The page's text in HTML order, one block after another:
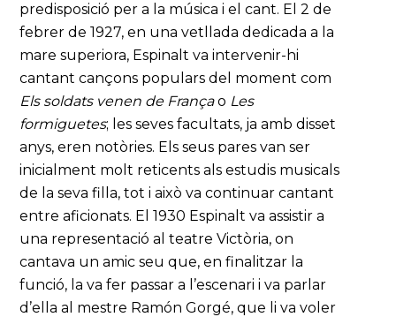
predisposició per a la música i el cant. El 2 de
febrer de 1927, en una vetllada dedicada a la
mare superiora, Espinalt va intervenir-hi
cantant cançons populars del moment com
Els soldats venen de Françao Les
formiguetes; les seves facultats, ja amb disset
anys, eren notòries. Els seus pares van ser
inicialment molt reticents als estudis musicals
de la seva filla, tot i això va continuar cantant
entre aficionats. El 1930 Espinalt va assistir a
una representació al teatre Victòria, on
cantava un amic seu que, en finalitzar la
funció, la va fer passar a l’escenari i va parlar
d’ella al mestre Ramón Gorgé, que li va voler